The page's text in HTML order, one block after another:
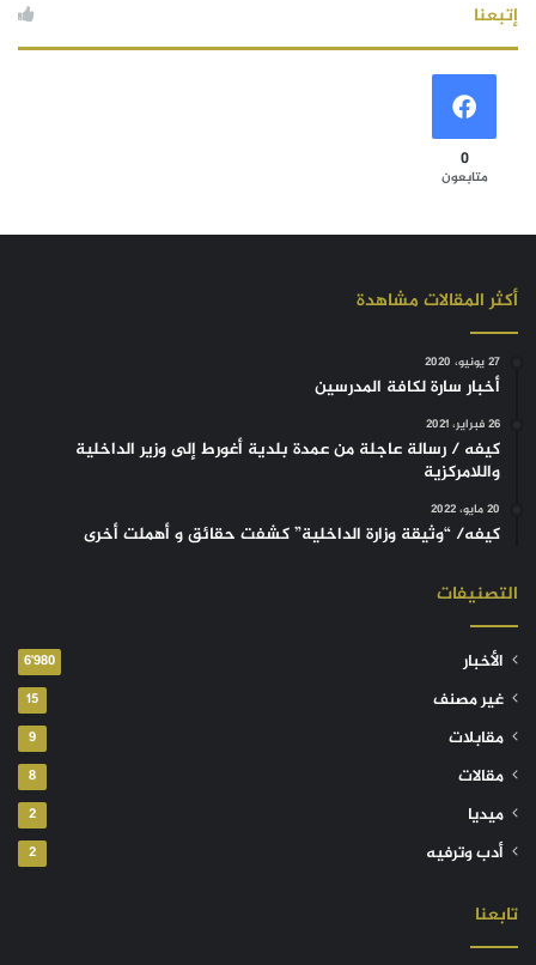
إتبعنا
0
متابعون
أكثر المقالات مشاهدة
27 يونيو، 2020
أخبار سارة لكافة المدرسين
26 فبراير، 2021
كيفه / رسالة عاجلة من عمدة بلدية أغورط إلى وزير الداخلية
واللامركزية
20 مايو، 2022
كيفه/ “وثيقة وزارة الداخلية” كشفت حقائق و أهملت أخرى
التصنيفات
الأخبار 6٬980
غير مصنف 15
مقابلات 9
مقالات 8
ميديا 2
أدب وترفيه 2
تابعنا